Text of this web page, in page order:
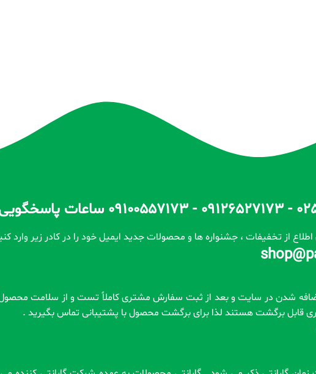
اطلاع از تخفیفات ، جشنواره ها و محصولات جدید ایمیل خود را در کادر زیر وارد
قابل برگشت هستند لذا برای برگشت محصول با پشتیبانی تماس بگیرید .